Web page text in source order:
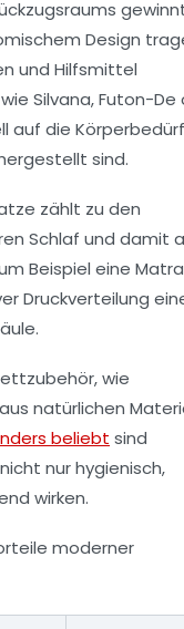
Design
und Hilfsmittel
Silvana,Futon-De
auf die
sind.
zählt zu den
Schlaf und damit
Beispiel eine
Druckverteilung
wie
natürlichen
beliebt sind
nur hygienisch,
wirken.
moderner